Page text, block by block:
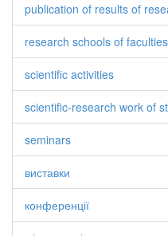
publication of results of
research schools of faculties
scientific activities
scientific-research work of
seminars
виставки
конференції